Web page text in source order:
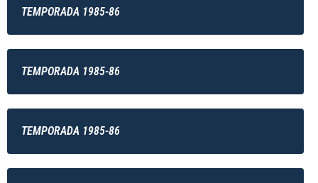
TEMPORADA 1985-86
TEMPORADA 1985-86
TEMPORADA 1985-86